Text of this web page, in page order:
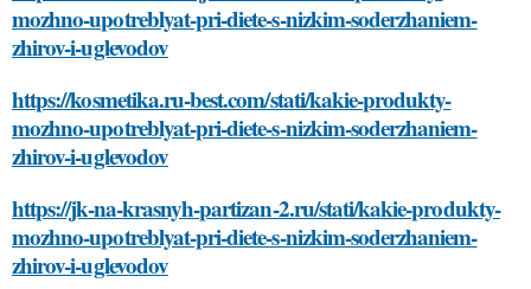
mozhno-upotreblyat-pri-diete-s-nizkim-soderzhaniem-
zhirov-i-uglevodov
https://kosmetika.ru-best.com/stati/kakie-produkty-
mozhno-upotreblyat-pri-diete-s-nizkim-soderzhaniem-
zhirov-i-uglevodov
https://jk-na-krasnyh-partizan-2.ru/stati/kakie-produkty-
mozhno-upotreblyat-pri-diete-s-nizkim-soderzhaniem-
zhirov-i-uglevodov